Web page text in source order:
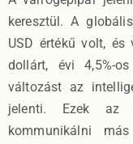
keresztül. A
USD értékű volt,
dollárt, évi 4,5%-
változást az
jelenti. Ezek az
kommunikálni